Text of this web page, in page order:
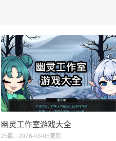
幽灵工作室游戏大全
25款 · 2026-08-05更新